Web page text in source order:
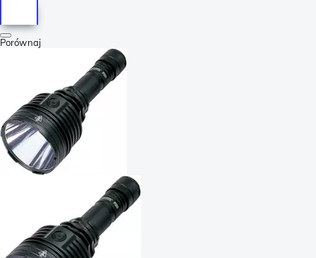
Porównaj